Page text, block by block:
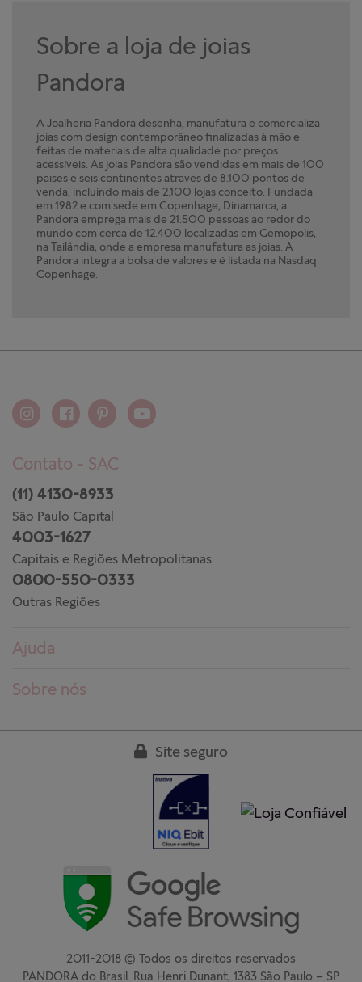
−
Sobre a loja de joias
Pandora
A Joalheria Pandora desenha, manufatura e comercializa
joias com design contemporâneo finalizadas à mão e
feitas de materiais de alta qualidade por preços
acessíveis. As joias Pandora são vendidas em mais de 100
países e seis continentes através de 8.100 pontos de
venda, incluindo mais de 2.100 lojas conceito. Fundada
em 1982 e com sede em Copenhage, Dinamarca, a
Pandora emprega mais de 21.500 pessoas ao redor do
mundo com cerca de 12.400 localizadas em Gemópolis,
na Tailândia, onde a empresa manufatura as joias. A
Pandora integra a bolsa de valores e é listada na Nasdaq
Copenhage.
Ajuda
Entregas
Sobre nós
Contato - SAC
(11) 4130-8933
São Paulo Capital
4003-1627
Capitais e Regiões Metropolitanas
0800-550-0333
Outras Regiões
Site seguro
2011-2018 © Todos os direitos reservados
PANDORA do Brasil. Rua Henri Dunant, 1383 São Paulo – SP